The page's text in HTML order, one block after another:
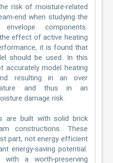
risk of moisture-related
end when studying the
components.
effect of active heating
it is found that
should be used. In this
accurately model heating
resulting in an over
and thus in an
damage risk.
are built with solid brick
constructions. These
part, not energy efficient
energy-saving potential.
with a worth-preserving